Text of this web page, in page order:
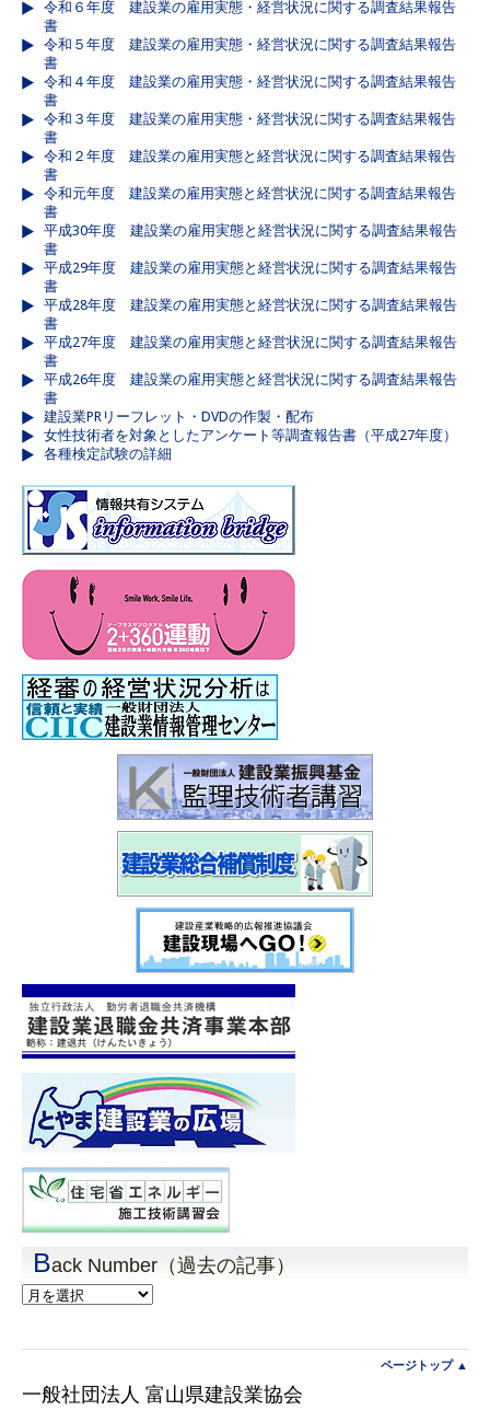
令和６年度 建設業の雇用実態・経営状況に関する調査結果報告
書
令和５年度 建設業の雇用実態・経営状況に関する調査結果報告
書
令和４年度 建設業の雇用実態・経営状況に関する調査結果報告
書
令和３年度 建設業の雇用実態・経営状況に関する調査結果報告
書
令和２年度 建設業の雇用実態と経営状況に関する調査結果報告
書
令和元年度 建設業の雇用実態と経営状況に関する調査結果報告
書
平成30年度 建設業の雇用実態と経営状況に関する調査結果報告
書
平成29年度 建設業の雇用実態と経営状況に関する調査結果報告
書
平成28年度 建設業の雇用実態と経営状況に関する調査結果報告
書
平成27年度 建設業の雇用実態と経営状況に関する調査結果報告
書
平成26年度 建設業の雇用実態と経営状況に関する調査結果報告
書
建設業PRリーフレット・DVDの作製・配布
女性技術者を対象としたアンケート等調査報告書（平成27年度）
各種検定試験の詳細
Back Number（過去の記事）
Back
Number（過
事）
ページトップ ▲
一般社団法人 富山県建設業協会